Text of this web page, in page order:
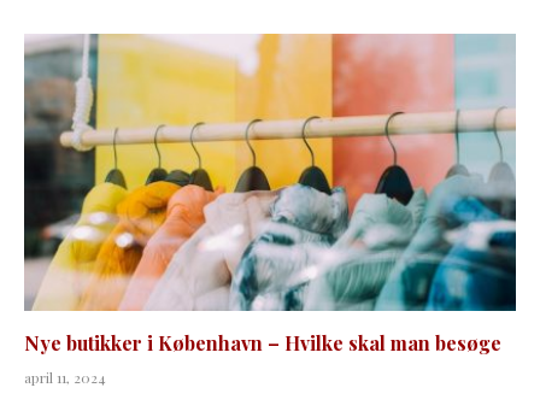
Nye butikker i København – Hvilke skal man besøge
april 11, 2024